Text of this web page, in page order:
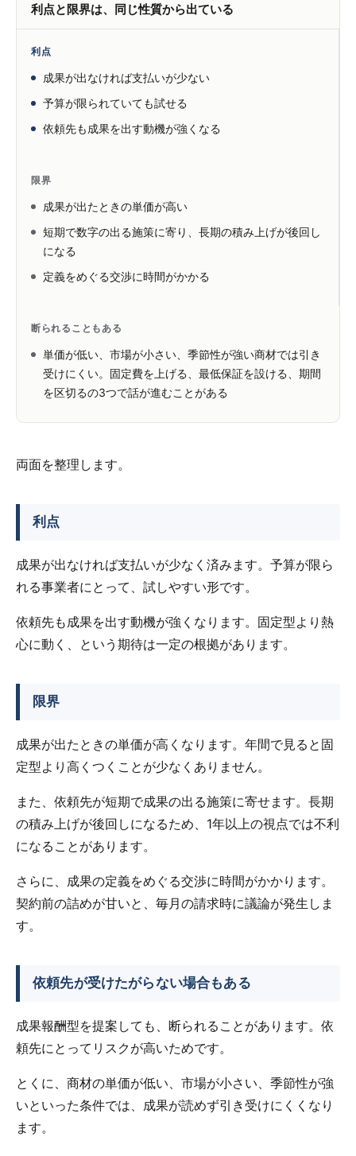
利点と限界は、同じ性質から出ている
利点
成果が出なければ支払いが少ない
予算が限られていても試せる
依頼先も成果を出す動機が強くなる
限界
成果が出たときの単価が高い
短期で数字の出る施策に寄り、長期の積み上げが後回し
になる
定義をめぐる交渉に時間がかかる
断られることもある
単価が低い、市場が小さい、季節性が強い商材では引き
受けにくい。固定費を上げる、最低保証を設ける、期間
を区切るの3つで話が進むことがある
両面を整理します。
利点
成果が出なければ支払いが少なく済みます。予算が限ら
れる事業者にとって、試しやすい形です。
依頼先も成果を出す動機が強くなります。固定型より熱
心に動く、という期待は一定の根拠があります。
限界
成果が出たときの単価が高くなります。年間で見ると固
定型より高くつくことが少なくありません。
また、依頼先が短期で成果の出る施策に寄せます。長期
の積み上げが後回しになるため、1年以上の視点では不利
になることがあります。
さらに、成果の定義をめぐる交渉に時間がかかります。
契約前の詰めが甘いと、毎月の請求時に議論が発生しま
す。
依頼先が受けたがらない場合もある
成果報酬型を提案しても、断られることがあります。依
頼先にとってリスクが高いためです。
とくに、商材の単価が低い、市場が小さい、季節性が強
いといった条件では、成果が読めず引き受けにくくなり
ます。